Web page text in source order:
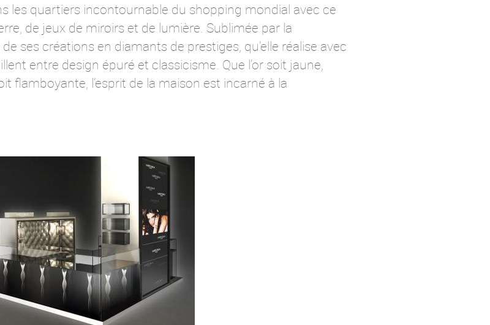
les quartiers incontournable du shopping mondial avec ce
de jeux de miroirs et de lumière. Sublimée par la
ses créations en diamants de prestiges, qu’elle réalise avec
entre design épuré et classicisme. Que l’or soit jaune,
flamboyante, l’esprit de la maison est incarné à la